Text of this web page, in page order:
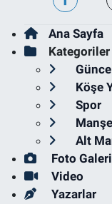
Ana Sayfa
Kategoriler
Köşe
Spor
Alt
Foto Galeri
Video
Yazarlar